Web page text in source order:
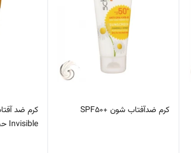
کرم ضدآفتاب شون +SPF50
کرم ضد
Invisible حجم 40 میلی لیتر